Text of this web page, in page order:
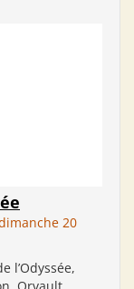
20
l’Odyssée,